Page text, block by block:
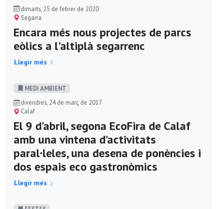
dimarts, 25 de febrer de 2020
Segarra
Encara més nous projectes de parcs
eòlics a l'altiplà segarrenc
Llegir més
MEDI AMBIENT
divendres, 24 de març de 2017
Calaf
El 9 d’abril, segona EcoFira de Calaf
amb una vintena d’activitats
paral·leles, una desena de ponències i
dos espais eco gastronòmics
Llegir més